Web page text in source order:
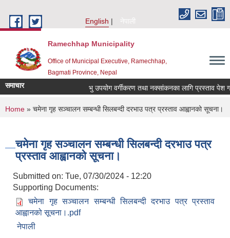
English
नेपाली
Ramechhap Municipality
Office of Municipal Executive, Ramechhap,
Bagmati Province, Nepal
समाचार भु उपयोग वर्गीकरण तथा नक्सांकनका लागि प्रस्ताव पेश गर्ने
You are here
Home » चमेना गृह सञ्चालन सम्बन्धी सिलबन्दी दरभाउ पत्र प्रस्ताव आह्वानको सूचना।
चमेना गृह सञ्चालन सम्बन्धी सिलबन्दी दरभाउ पत्र
प्रस्ताव आह्वानको सूचना।
Submitted on: Tue, 07/30/2024 - 12:20
Supporting Documents:
चमेना गृह सञ्चालन सम्बन्धी सिलबन्दी दरभाउ पत्र प्रस्ताव
आह्वानको सूचना।.pdf
नेपाली